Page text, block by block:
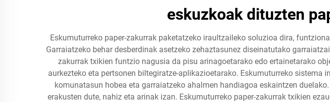
eskuzkoak dituzten
Eskumuturreko paper-zakurrak paketatzeko iraultzaileko soluzioa dira,
Garraiatzeko behar desberdinak asetzeko zehaztasunez diseinatutako
zakurrak txikien funtzio nagusia da pisu arinagoetarako edo ertainetarako
aurkezteko eta pertsonen biltegiratze-aplikazioetarako. Eskumuturreko
komunatasun hobea eta garraiatzeko ahalmen handiagoa eskaintzen
erakusten dute, nahiz eta arinak izan. Eskumuturreko paper-zakurrak txikien